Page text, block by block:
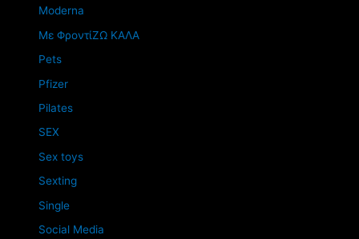
Moderna
Mε ΦροντίΖΩ ΚΑΛΑ
Pets
Pfizer
Pilates
SEX
Sex toys
Sexting
Single
Social Media